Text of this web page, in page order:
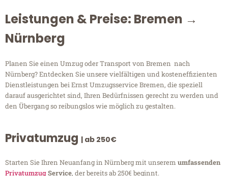
Leistungen & Preise: Bremen →
Nürnberg
Planen Sie einen Umzug oder Transport von Bremen nach
Nürnberg? Entdecken Sie unsere vielfältigen und kosteneffizienten
Dienstleistungen bei Ernst Umzugsservice Bremen, die speziell
darauf ausgerichtet sind, Ihren Bedürfnissen gerecht zu werden und
den Übergang so reibungslos wie möglich zu gestalten.
Privatumzug | ab 250€
Starten Sie Ihren Neuanfang in Nürnberg mit unserem umfassenden
PrivatumzugService, der bereits ab 250€ beginnt.